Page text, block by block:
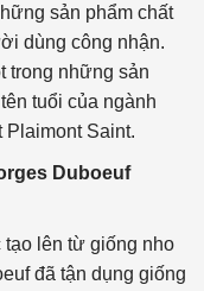
sản phẩm chất
dùng công nhận.
trong những sản
tuổi của ngành
Plaimont Saint.
Duboeuf
lên từ giống nho
đã tận dụng giống